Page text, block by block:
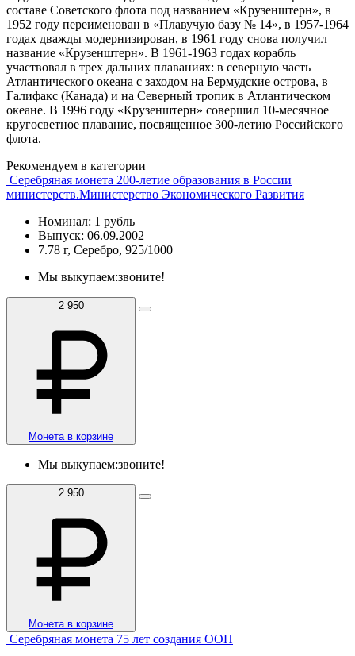
составе Советского флота под названием «Крузенштерн», в
1952 году переименован в «Плавучую базу № 14», в 1957-1964
годах дважды модернизирован, в 1961 году снова получил
название «Крузенштерн». В 1961-1963 годах корабль
участвовал в трех дальних плаваниях: в северную часть
Атлантического океана с заходом на Бермудские острова, в
Галифакс (Канада) и на Северный тропик в Атлантическом
океане. В 1996 году «Крузенштерн» совершил 10-месячное
кругосветное плавание, посвященное 300-летию Российского
флота.
Рекомендуем в категории
Серебряная монета 200-летие образования в России
министерств.Министерство Экономического Развития
Номинал: 1 рубль
Выпуск: 06.09.2002
7.78 г, Серебро, 925/1000
Мы выкупаем:звоните!
2 950
Монета в корзине
Мы выкупаем:звоните!
2 950
Монета в корзине
Серебряная монета 75 лет создания ООН